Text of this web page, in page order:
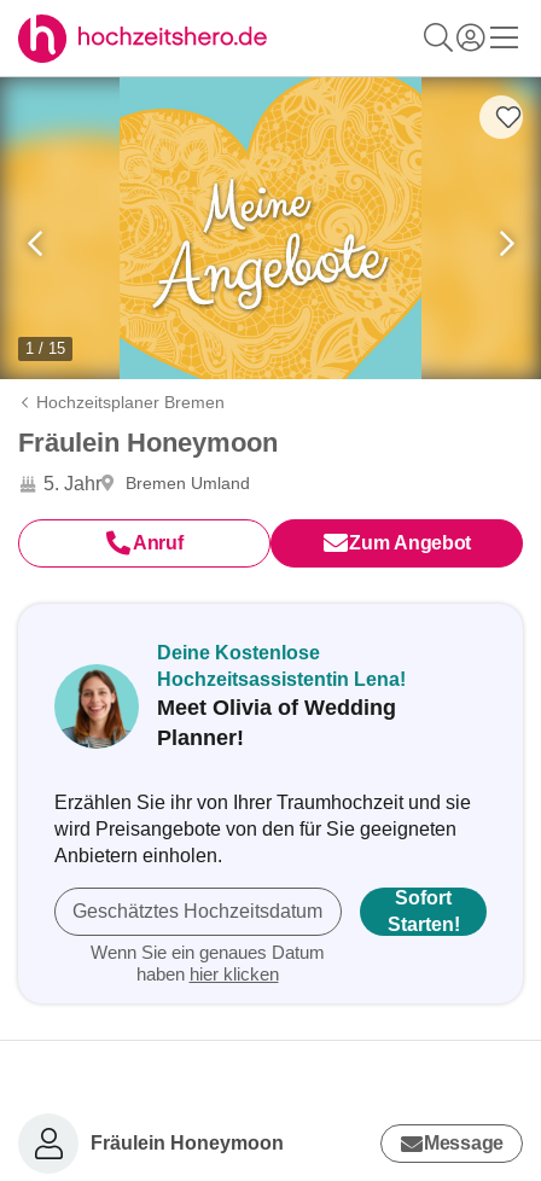
1 / 15
Hochzeitsplaner Bremen
Fräulein Honeymoon
5. Jahr Bremen Umland
Anruf Zum Angebot
Deine Kostenlose
Hochzeitsassistentin Lena!
Meet Olivia of Wedding
Planner!
Erzählen Sie ihr von Ihrer Traumhochzeit und sie
wird Preisangebote von den für Sie geeigneten
Anbietern einholen.
Geschätztes Hochzeitsdatum
Wenn Sie ein genaues Datum
haben hier klicken
Sofort
Starten!
Fräulein Honeymoon Message